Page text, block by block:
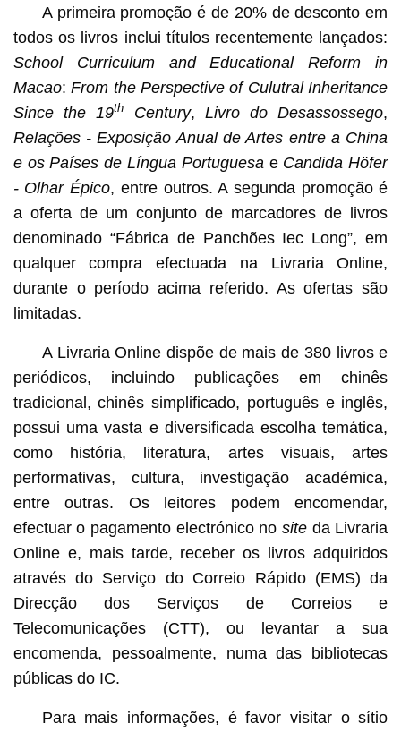
A primeira promoção é de 20% de desconto em
todos os livros inclui títulos recentemente lançados:
School Curriculum and Educational Reform in
Macao:From the Perspective of Culutral Inheritance
Since the 19th Century, Livro do Desassossego,
Relações - Exposição Anual de Artes entre a China
e os Países de Língua Portuguesa e Candida Höfer
- Olhar Épico, entre outros. A segunda promoção é
a oferta de um conjunto de marcadores de livros
denominado “Fábrica de Panchões Iec Long”, em
qualquer compra efectuada na Livraria Online,
durante o período acima referido. As ofertas são
limitadas.
A Livraria Online dispõe de mais de 380 livros e
periódicos, incluindo publicações em chinês
tradicional, chinês simplificado, português e inglês,
possui uma vasta e diversificada escolha temática,
como história, literatura, artes visuais, artes
performativas, cultura, investigação académica,
entre outras. Os leitores podem encomendar,
efectuar o pagamento electrónico no siteda Livraria
Online e, mais tarde, receber os livros adquiridos
através do Serviço do Correio Rápido (EMS) da
Direcção dos Serviços de Correios e
Telecomunicações (CTT), ou levantar a sua
encomenda, pessoalmente, numa das bibliotecas
públicas do IC.
Para mais informações, é favor visitar o sítio